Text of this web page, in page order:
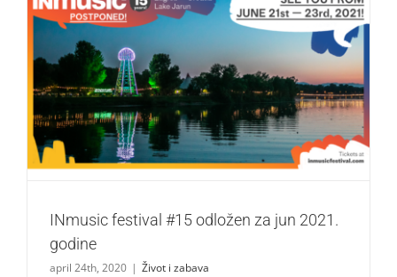
INmusic festival #15 odložen za jun 2021. godine
Život i zabava
INmusic festival #15 odložen za jun 2021.
godine
april 24th, 2020 | Život i zabava